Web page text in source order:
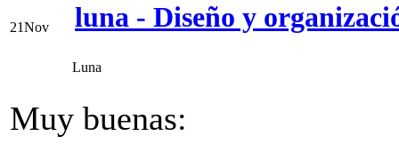
21Nov luna - Diseño y
Luna
Muy buenas: